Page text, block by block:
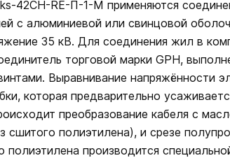
42CH-RE-П-1-M применяются
с алюминиевой или свинцовой
35 кВ. Для соединения жил в
торговой марки GPH,
Выравнивание напряжённости
которая предварительно
преобразование кабеля с
сшитого полиэтилена), и срезе
полиэтилена производится